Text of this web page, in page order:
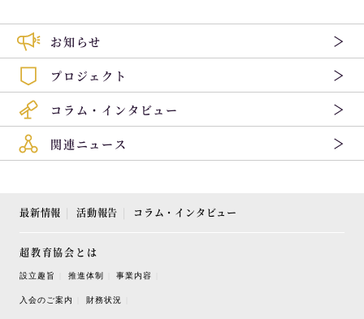
お知らせ
プロジェクト
コラム・インタビュー
関連ニュース
最新情報 活動報告 コラム・インタビュー
超教育協会とは
設立趣旨 推進体制 事業内容
入会のご案内 財務状況